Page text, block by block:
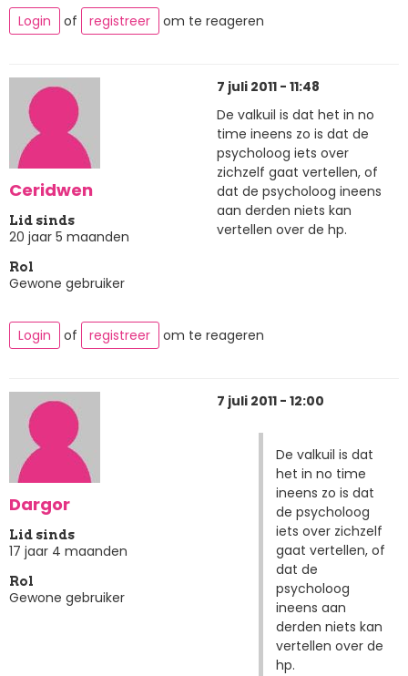
Login of registreer om te reageren
Ceridwen
Lid sinds
20 jaar 5 maanden
Rol
Gewone gebruiker
7 juli 2011 - 11:48
De valkuil is dat het in no
time ineens zo is dat de
psycholoog iets over
zichzelf gaat vertellen, of
dat de psycholoog ineens
aan derden niets kan
vertellen over de hp.
Login of registreer om te reageren
Dargor
Lid sinds
17 jaar 4 maanden
Rol
Gewone gebruiker
7 juli 2011 - 12:00
De valkuil is dat
het in no time
ineens zo is dat
de psycholoog
iets over zichzelf
gaat vertellen, of
dat de
psycholoog
ineens aan
derden niets kan
vertellen over de
hp.